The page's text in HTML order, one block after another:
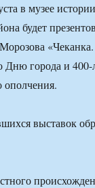
в музее
будет
Дню города и
ополчения.
выставок